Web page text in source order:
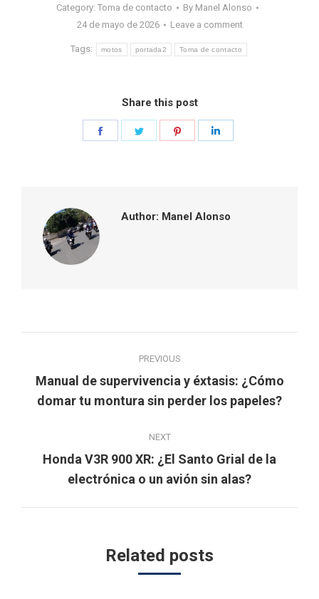
Category: Toma de contacto By Manel Alonso
24 de mayo de 2026
Leave a comment
Tags: motos portada2 Toma de contacto
Share this post
Author: Manel Alonso
navigation
PREVIOUS
Previous
post:
Manual de supervivencia y éxtasis: ¿Cómo
domar tu montura sin perder los papeles?
NEXT
Next
post:
Honda V3R 900 XR: ¿El Santo Grial de la
electrónica o un avión sin alas?
Related posts